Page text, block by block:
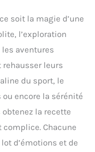
soit la magie d’une
l’exploration
aventures
leurs
du sport, le
encore la sérénité
la recette
Chacune
d’émotions et de